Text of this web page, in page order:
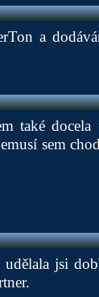
a
také
sem
udělala jsi